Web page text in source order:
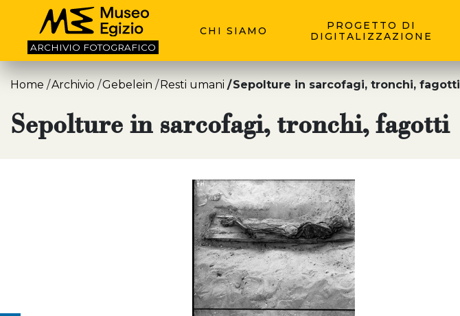
ARCHIVIO FOTOGRAFICO
CHI SIAMO
PROGETTO DI
DIGITALIZZAZIONE
Home Archivio Gebelein Resti umani Sepolture in sarcofagi, tronchi, fagotti
Sepolture in sarcofagi, tronchi, fagotti